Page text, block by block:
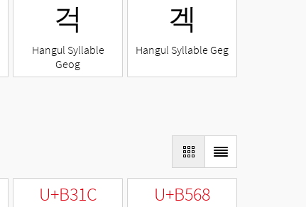
걱
Hangul Syllable
Geog
겍
Hangul Syllable Geg
U+B31C U+B568